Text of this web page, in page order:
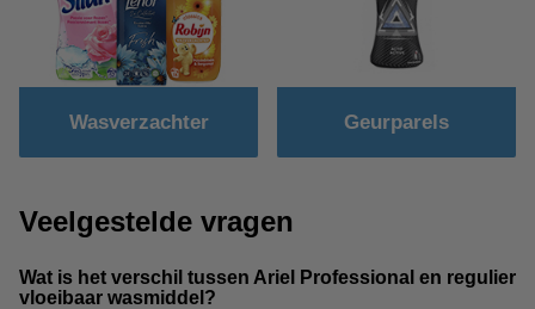
Wasverzachter Geurparels
Veelgestelde vragen
Wat is het verschil tussen Ariel Professional en regulier
vloeibaar wasmiddel?